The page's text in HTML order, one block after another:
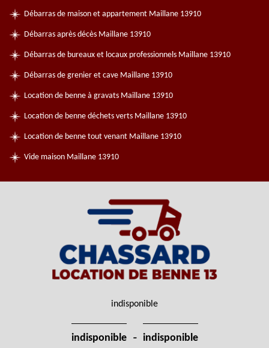
Débarras de maison et appartement Maillane 13910
Débarras après décès Maillane 13910
Débarras de bureaux et locaux professionnels Maillane 13910
Débarras de grenier et cave Maillane 13910
Location de benne à gravats Maillane 13910
Location de benne déchets verts Maillane 13910
Location de benne tout venant Maillane 13910
Vide maison Maillane 13910
indisponible
indisponible - indisponible